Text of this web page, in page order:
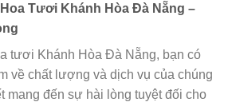
Tươi Khánh Hòa Đà Nẵng –
tươi Khánh Hòa Đà Nẵng, bạn có
về chất lượng và dịch vụ của chúng
mang đến sự hài lòng tuyệt đối cho